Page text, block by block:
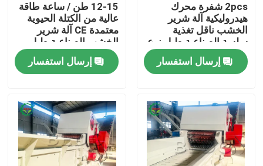
المنزل
المنتجات
جولة في المعمل
رقابة جودة
2pcs شفرة محرك
هيدروليكية آلة شرير
الخشب ناقل تغذية
سلسة الصناعية طبل نوع
محطم
إرسال استفسار
12-15 طن / ساعة طاقة
عالية من الكتلة الحيوية
معتمدة CE آلة شرير
الخشب الصناعية طبل
نوع المزلق
إرسال استفسار